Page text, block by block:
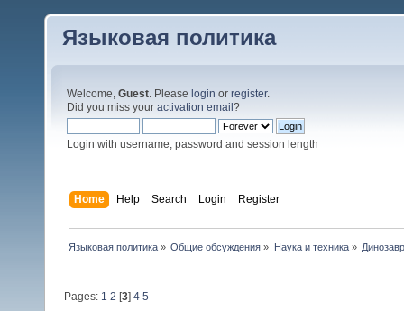
Языковая политика
Welcome, Guest. Please login or register.
Did you miss your activation email ?
Login with username, password and session length
Home Help Search Login Register
Языковая политика» Общие обсуждения » Наука и техника»
Pages: 1 2 [3]4 5